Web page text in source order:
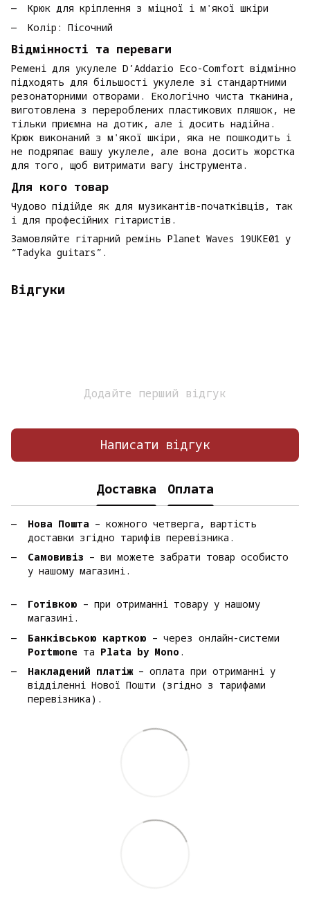
Крюк для кріплення з міцної і м'якої шкіри
Колір: Пісочний
Відмінності та переваги
Ремені для укулеле D’Addario Eco-Comfort відмінно
підходять для більшості укулеле зі стандартними
резонаторними отворами. Екологічно чиста тканина,
виготовлена з перероблених пластикових пляшок, не
тільки приємна на дотик, але і досить надійна.
Крюк виконаний з м'якої шкіри, яка не пошкодить і
не подряпає вашу укулеле, але вона досить жорстка
для того, щоб витримати вагу інструмента.
Для кого товар
Чудово підійде як для музикантів-початківців, так
і для професійних гітаристів.
Замовляйте гітарний ремінь Planet Waves 19UKE01 у
“Tadyka guitars”.
Відгуки
Додайте перший відгук
Написати відгук
Доставка Оплата
Нова Пошта – кожного четверга, вартість
доставки згідно тарифів перевізника.
Самовивіз – ви можете забрати товар особисто
у нашому магазині.
Готівкою – при отриманні товару у нашому
магазині.
Банківською карткою – через онлайн-системи
Portmone та Plata by Mono .
Накладений платіж– оплата при отриманні у
відділенні Нової Пошти (згідно з тарифами
перевізника).